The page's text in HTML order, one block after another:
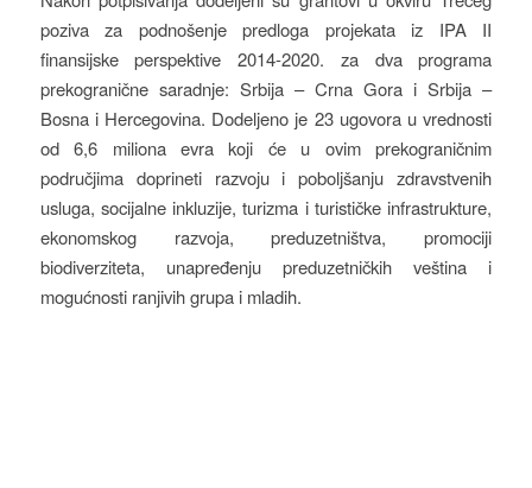
poziva za podnošenje predloga projekata iz IPA II
finansijske perspektive 2014-2020. za dva programa
prekogranične saradnje: Srbija – Crna Gora i Srbija –
Bosna i Hercegovina. Dodeljeno je 23 ugovora u vrednosti
od 6,6 miliona evra koji će u ovim prekograničnim
područjima doprineti razvoju i poboljšanju zdravstvenih
usluga, socijalne inkluzije, turizma i turističke infrastrukture,
ekonomskog razvoja, preduzetništva, promociji
biodiverziteta, unapređenju preduzetničkih veština i
mogućnosti ranjivih grupa i mladih.